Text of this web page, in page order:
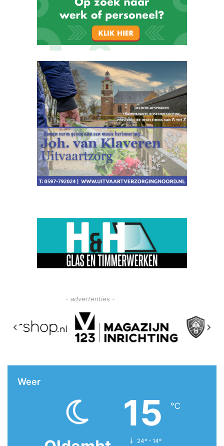
- advertenties -
Weer
15 ℃
24º - 14º